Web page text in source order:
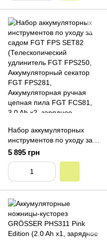
Набор аккумуляторных
инструментов по уходу за
садом FGT FPS SET82
(Телескопический
удлинитель FGT FPS250,
Аккумуляторный секатор
FGT FPS281,
Аккумуляторная ручная
цепная пила FGT FCS81,
3.0 Ah х2, зарядное
устройство)
5 895 грн